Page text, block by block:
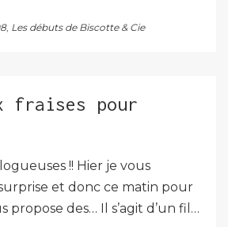
, Les débuts de Biscotte & Cie
fraises pour
!! Hier je vous
et donc ce matin pour
propose des… Il s’agit d’un fil…